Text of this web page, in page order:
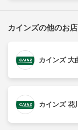
カインズの他のお店
カインズ 大
カインズ 花